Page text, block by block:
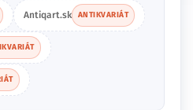
Antiqart.sk ANTIKVARIÁT